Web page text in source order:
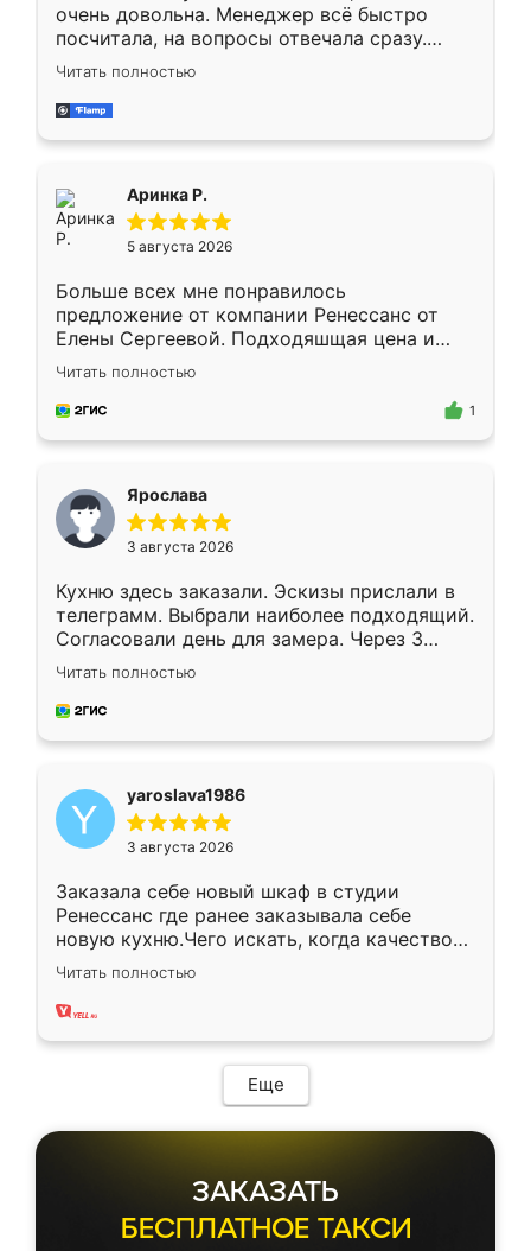
очень довольна. Менеджер всё быстро
посчитала, на вопросы отвечала сразу.
Замерщик приехал в субботу, подошёл к
делу со всей ответственностью. Собрали
за день, ребята работали аккуратно, даже
Читать полностью
Аринка Р.
5 августа 2026
Больше всех мне понравилось
предложение от компании Ренессанс от
Елены Сергеевой. Подходяшщая цена и
короткие сроки изготовления. Приехавший
для замера сотрудник Владислав
предложил по моему эскизу самый
Читать полностью
1
Ярослава
3 августа 2026
Кухню здесь заказали. Эскизы прислали в
телеграмм. Выбрали наиболее подходящий.
Согласовали день для замера. Через 3
недели кухня была уже готова. Остались
довольны работой. Спасибо Ренессанс
мебель за качественную работу!
Читать полностью
yaroslava1986
3 августа 2026
Заказала себе новый шкаф в студии
Ренессанс где ранее заказывала себе
новую кухню.Чего искать, когда качеством
вполне довольна. Служит кухня уже почти
два года, нареканий нет.
Читать полностью
Еще
ЗАКАЗАТЬ
БЕСПЛАТНОЕ ТАКСИ